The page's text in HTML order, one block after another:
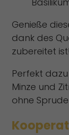
Genieße
dank des
zubereitet ist!
Perfekt
Minze und
ohne